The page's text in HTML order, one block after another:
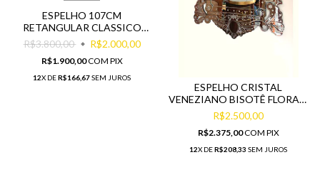
ESPELHO 107CM
RETANGULAR CLASSICO
COM DESIGN NAS BORDAS
R$3.800,00 R$2.000,00
R$1.900,00COM PIX
12X DER$166,67SEM JUROS
ESPELHO CRISTAL
VENEZIANO BISOTÊ FLORAIS
DECORATIVO HALL
LUXUOSO
R$2.500,00
R$2.375,00COM PIX
12X DER$208,33 SEM JUROS